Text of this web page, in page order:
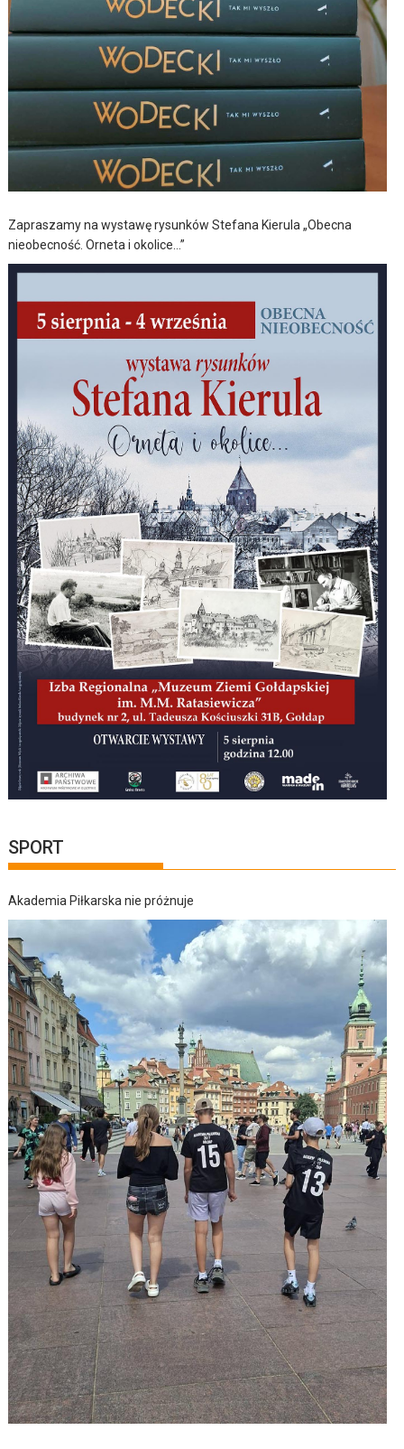
Zapraszamy na wystawę rysunków Stefana Kierula „Obecna
nieobecność. Orneta i okolice…”
SPORT
Akademia Piłkarska nie próżnuje